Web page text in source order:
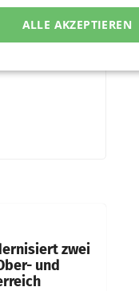
zwei
und
ALLE AKZEPTIEREN